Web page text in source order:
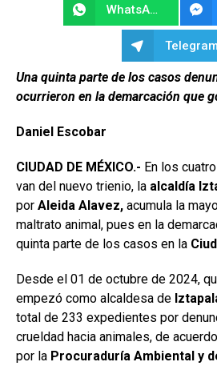
WhatsApp
Telegram
Una quinta parte de los casos
ocurrieron en la demarcación que
Daniel Escobar
CIUDAD DE MÉXICO.- En los
van del nuevo trienio, la alcaldía
por Aleida Alavez, acumula la
maltrato animal, pues en la
quinta parte de los casos en la
Desde el 01 de octubre de 2024,
empezó como alcaldesa de
total de 233 expedientes por
crueldad hacia animales, de
por la Procuraduría Ambiental y